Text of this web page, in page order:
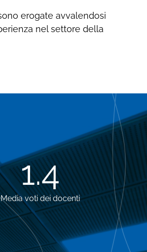
erogate avvalendosi
nel settore della
1.8
Media voti dei docenti